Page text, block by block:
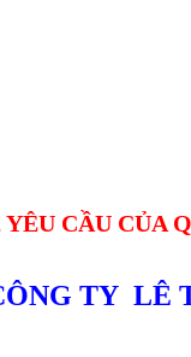
CẦU CỦA
TY  LÊ